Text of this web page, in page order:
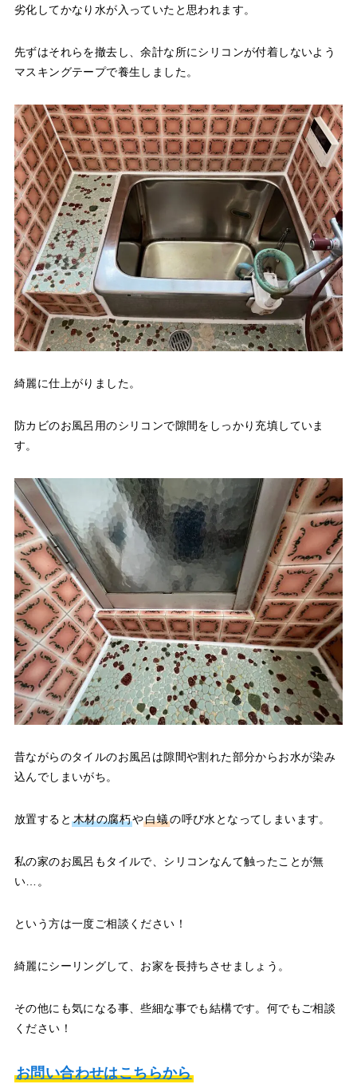
劣化してかなり水が入っていたと思われます。
先ずはそれらを撤去し、余計な所にシリコンが付着しないよう
マスキングテープで養生しました。
綺麗に仕上がりました。
防カビのお風呂用のシリコンで隙間をしっかり充填していま
す。
昔ながらのタイルのお風呂は隙間や割れた部分からお水が染み
込んでしまいがち。
放置すると 木材の腐朽や白蟻の呼び水となってしまいます。
私の家のお風呂もタイルで、シリコンなんて触ったことが無
い…。
という方は一度ご相談ください！
綺麗にシーリングして、お家を長持ちさせましょう。
その他にも気になる事、些細な事でも結構です。何でもご相談
ください！
お問い合わせはこちらから